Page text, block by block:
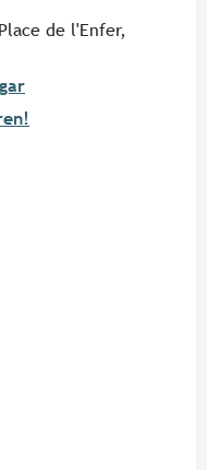
de l'Enfer,